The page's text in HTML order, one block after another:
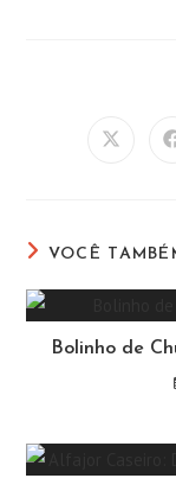
Abre
VOCÊ
Bolinho de